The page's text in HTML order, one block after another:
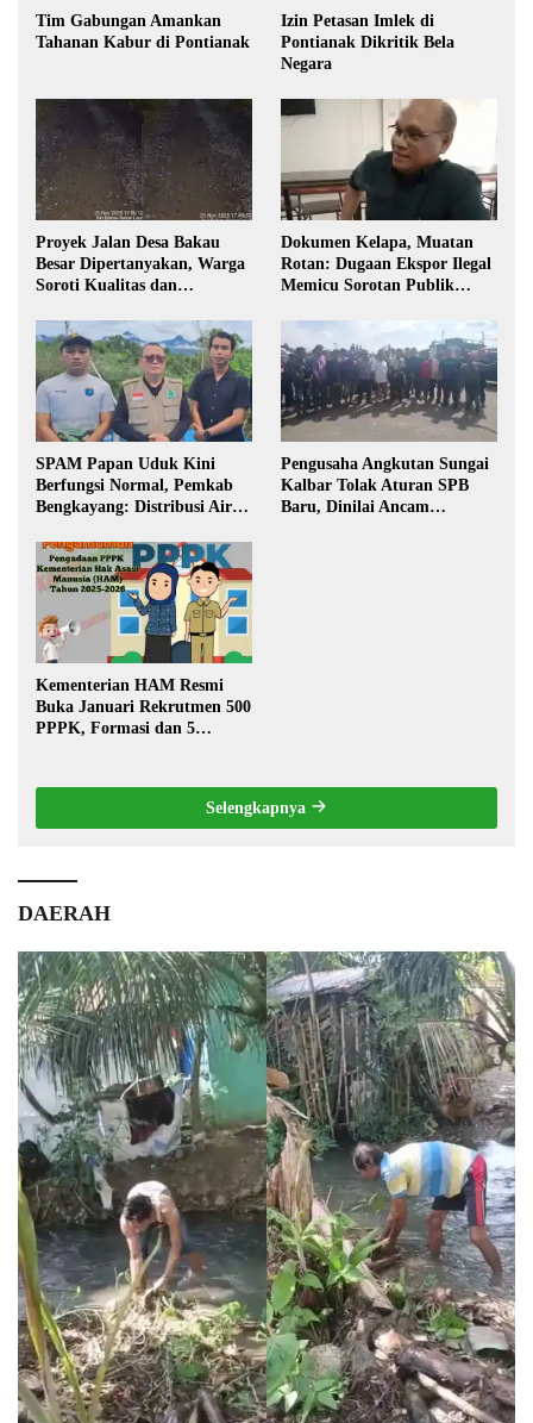
Tim Gabungan Amankan
Tahanan Kabur di Pontianak
Izin Petasan Imlek di
Pontianak Dikritik Bela
Negara
Proyek Jalan Desa Bakau
Besar Dipertanyakan, Warga
Soroti Kualitas dan
Pembangunan
Dokumen Kelapa, Muatan
Rotan: Dugaan Ekspor Ilegal
Memicu Sorotan Publik
SPAM Papan Uduk Kini
Berfungsi Normal, Pemkab
Bengkayang: Distribusi Air
Warga
Pengusaha Angkutan Sungai
Kalbar Tolak Aturan SPB
Baru, Dinilai Ancam
Kementerian HAM Resmi
Buka Januari Rekrutmen 500
PPPK, Formasi dan 5
Selengkapnya
DAERAH